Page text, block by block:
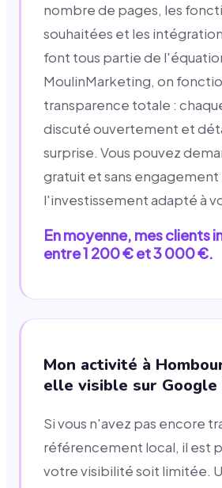
nombre de pages, les
souhaitées et les
font tous partie de
MoulinMarketing, on
transparence totale :
discuté ouvertement et
surprise. Vous pouvez
gratuit et sans
l'investissement adapté à
En moyenne, mes clients
entre 1 200 € et 3 000 €.
Mon activité à
elle visible sur Google
Si vous n'avez pas encore
référencement local, il est
votre visibilité soit limitée.